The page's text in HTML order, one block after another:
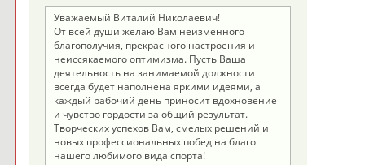
Уважаемый Виталий Николаевич!
От всей души желаю Вам неизменного
благополучия, прекрасного настроения и
неиссякаемого оптимизма. Пусть Ваша
деятельность на занимаемой должности
всегда будет наполнена яркими идеями, а
каждый рабочий день приносит вдохновение
и чувство гордости за общий результат.
Творческих успехов Вам, смелых решений и
новых профессиональных побед на благо
нашего любимого вида спорта!